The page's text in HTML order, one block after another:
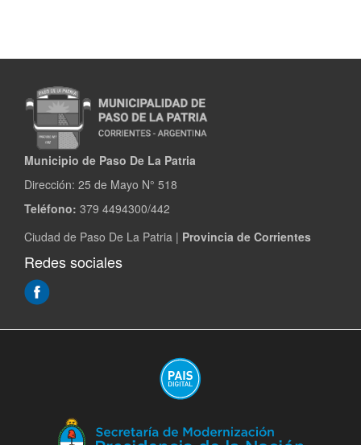
Municipio de Paso De La Patria
Dirección: 25 de Mayo N° 518
Teléfono: 379 4494300/442
Ciudad de Paso De La Patria | Provincia de Corrientes
Redes sociales